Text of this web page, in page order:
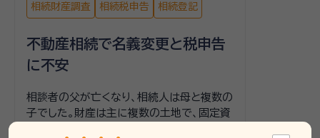
相続財産調査 相続税申告 相続登記
不動産相続で名義変更と税申告
に不安
相談者の父が亡くなり、相続人は母と複数の
子でした。財産は主に複数の土地で、固定資